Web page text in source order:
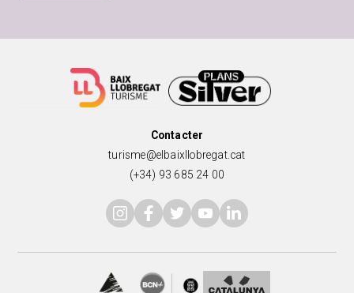
Contacter
turisme@elbaixllobregat.cat
(+34) 93 685 24 00